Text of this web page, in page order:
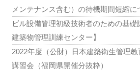
メンテナンス含む）の待機期間短縮に
ビル設備管理初級技術者のための基
建築物管理訓練センター】
2022年度（公財）日本建築衛生管理
講習会（福岡県開催分抜粋）